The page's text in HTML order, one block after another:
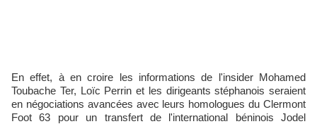
En effet, à en croire les informations de l'insider Mohamed
Toubache Ter, Loïc Perrin et les dirigeants stéphanois seraient
en négociations avancées avec leurs homologues du Clermont
Foot 63 pour un transfert de l'international béninois Jodel